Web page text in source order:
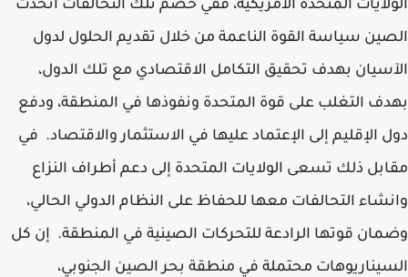
الولايات المتحدة الأمريكية، ففي خضم تلك التحالفات اتخذت
الصين سياسة القوة الناعمة من خلال تقديم الحلول لدول
الآسيان بهدف تحقيق التكامل الاقتصادي مع تلك الدول،
بهدف التغلب على قوة المتحدة ونفوذها في المنطقة، ودفع
دول الإقليم إلى الإعتماد عليها في الاستثمار والاقتصاد. في
مقابل ذلك تسعى الولايات المتحدة إلى دعم أطراف النزاع
وانشاء التحالفات معها للحفاظ على النظام الدولي الحالي،
وضمان قوتها الرادعة للتحركات الصينية في المنطقة. إن كل
السيناريوهات محتملة في منطقة بحر الصين الجنوبي،